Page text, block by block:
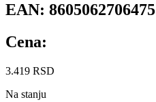
EAN: 8605062706475
Cena:
3.419 RSD
Na stanju